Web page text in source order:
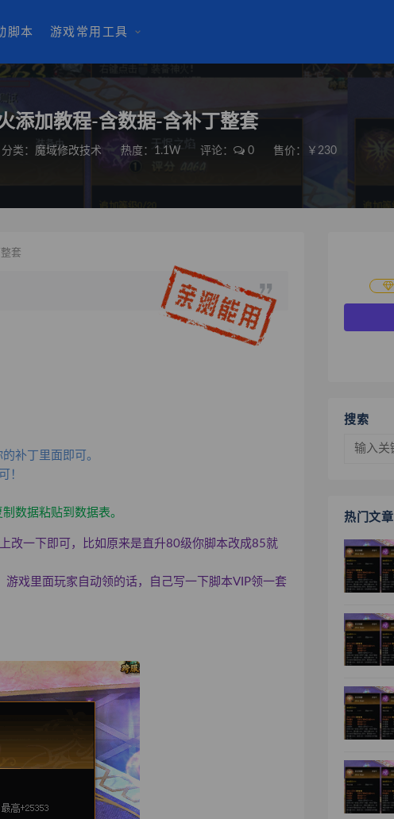
脚本 游戏常用工具
添加教程-含数据-含补丁整套
分类： 魔域修改技术 热度：1.1W 评论： 0 售价：￥230
套
补丁里面即可。
！
数据粘贴到数据表。
改一下即可，比如原来是直升80级你脚本改成85就
戏里面玩家自动领的话，自己写一下脚本VIP领一套
搜索
热门文章